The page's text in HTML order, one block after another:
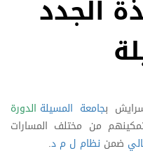
الجدد
بجامعة المسيلة الدورة
من مختلف المسارات
ضمن نظام ل م د.